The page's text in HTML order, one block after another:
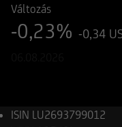
Változás
-0,23% -0,34
ISIN LU2693799012